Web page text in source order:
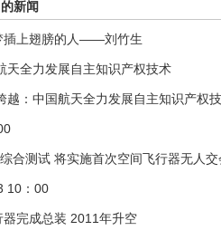
的新闻
插上翅膀的人——刘竹生
天全力发展自主知识产权技术
越：中国航天全力发展自主知识产权
合测试 将实施首次空间飞行器无人
10：00
完成总装 2011年升空